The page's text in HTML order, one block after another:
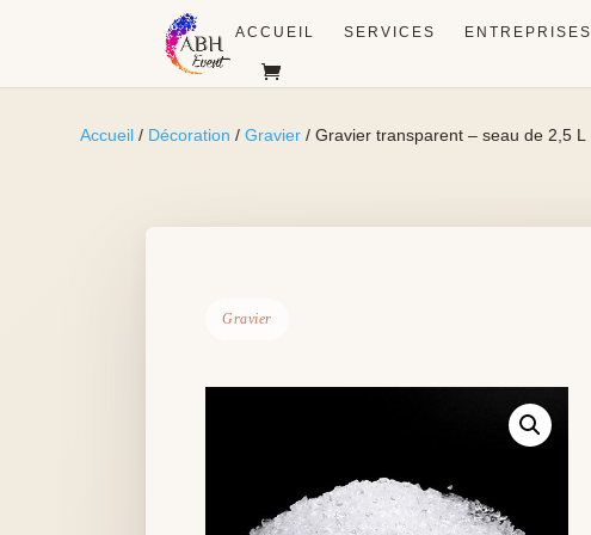
ACCUEIL SERVICES ENTREPRISES
Accueil / Décoration /Gravier / Gravier transparent – seau de 2,5 L
Gravier